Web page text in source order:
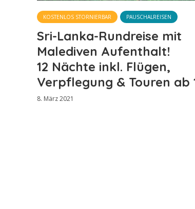
KOSTENLOS STORNIERBAR PAUSCHALREISEN
Sri-Lanka-Rundreise mit
Malediven Aufenthalt!
12 Nächte inkl. Flügen,
Verpflegung & Touren ab
8. März 2021